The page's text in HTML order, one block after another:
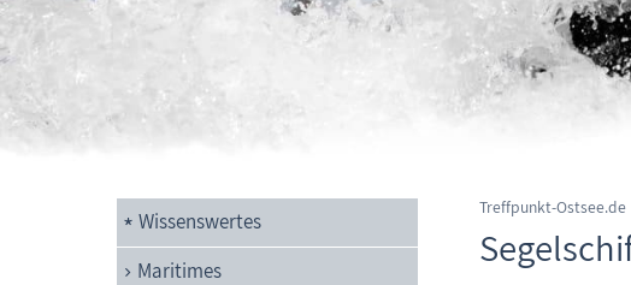
Wissenswertes
Maritimes
Treffpunkt-Ostsee.de